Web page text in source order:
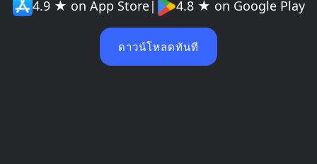
4.9 ★ on App Store| 4.8 ★ on Google Play
ดาวน์โหลดทันที